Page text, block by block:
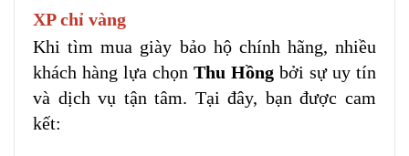
XP chỉ vàng
Khi tìm mua giày bảo hộ chính hãng, nhiều
khách hàng lựa chọn Thu Hồng bởi sự uy tín
và dịch vụ tận tâm. Tại đây, bạn được cam
kết: